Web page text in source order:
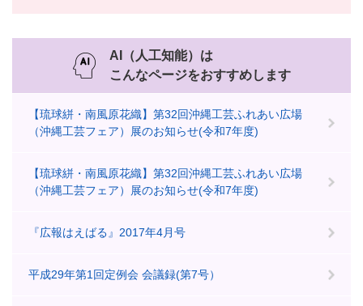
AI（人工知能）は
こんなページをおすすめします
【琉球絣・南風原花織】第32回沖縄工芸ふれあい広場
（沖縄工芸フェア）展のお知らせ(令和7年度)
【琉球絣・南風原花織】第32回沖縄工芸ふれあい広場
（沖縄工芸フェア）展のお知らせ(令和7年度)
『広報はえばる』2017年4月号
平成29年第1回定例会 会議録(第7号）